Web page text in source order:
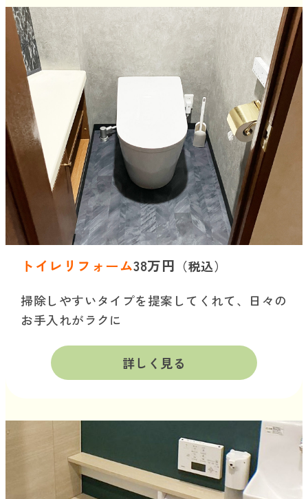
トイレリフォーム38万円 （税込）
掃除しやすいタイプを提案してくれて、日々の
お手入れがラクに
詳しく見る